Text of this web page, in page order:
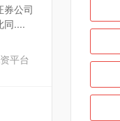
券公司
同....
平台